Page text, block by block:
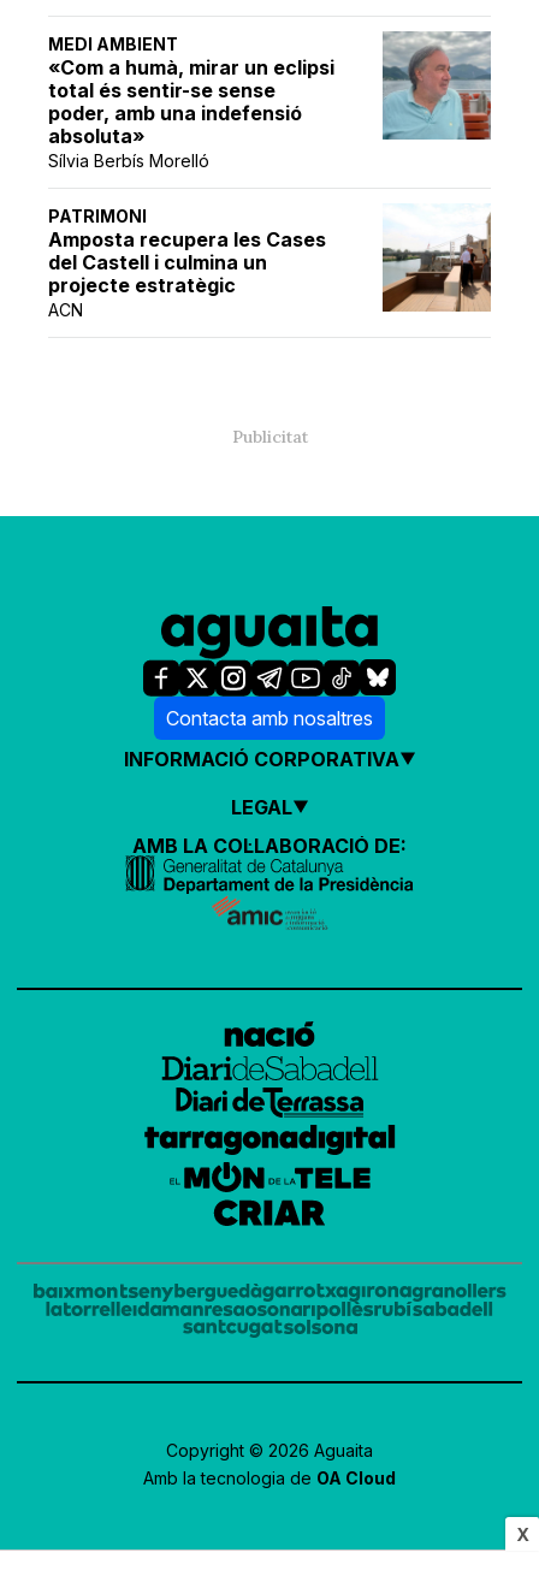
X
MEDI AMBIENT
«Com a humà, mirar un eclipsi
total és sentir-se sense
poder, amb una indefensió
absoluta»
Sílvia Berbís Morelló
PATRIMONI
Amposta recupera les Cases
del Castell i culmina un
projecte estratègic
ACN
Contacta amb nosaltres
INFORMACIÓ CORPORATIVA
LEGAL
AMB LA COL·LABORACIÓ DE:
Copyright © 2026 Aguaita
Amb la tecnologia de OA Cloud